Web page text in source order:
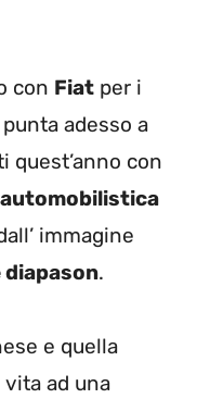
con Fiat per i
punta adesso a
quest’anno con
immagine
.
e quella
ad una